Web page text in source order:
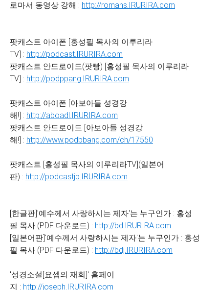
로마서 동영상 강해 : http://romans.IRURIRA.com
팟캐스트 아이폰 [홍성필 목사의 이루리라
TV] : http://podcast.IRURIRA.com
팟캐스트 안드로이드(팟빵) [홍성필 목사의 이루리라
TV] : http://podppang.IRURIRA.com
팟캐스트 아이폰 [아보아들 성경강
해!] : http://aboadl.IRURIRA.com
팟캐스트 안드로이드 [아보아들 성경강
해!] : http://www.podbbang.com/ch/17550
팟캐스트 [홍성필 목사의 이루리라TV](일본어
판) : http://podcastjp.IRURIRA.com
[한글판]'예수께서 사랑하시는 제자'는 누구인가 : 홍성
필 목사 (PDF 다운로드) : http://bd.IRURIRA.com
[일본어판]'예수께서 사랑하시는 제자'는 누구인가 : 홍성
필 목사 (PDF 다운로드) : http://bdj.IRURIRA.com
'성경소설[요셉의 재회]' 홈페이
지 : http://joseph.IRURIRA.com